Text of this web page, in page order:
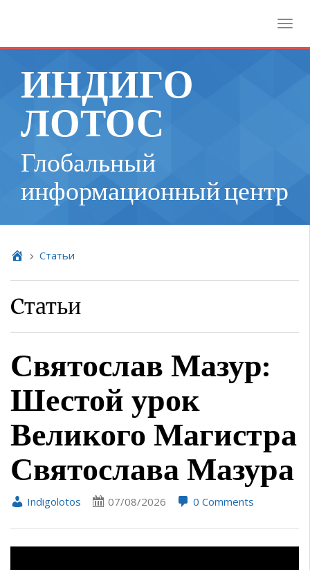
ИНДИГО
ЛОТОС
Глобальный
информационный центр
Cтатьи
Cтатьи
Святослав Мазур:
Шестой урок
Великого Магистра
Святослава Мазура
Indigolotos 07/08/2026 0 Comments